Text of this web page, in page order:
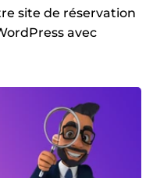
site de réservation
avec